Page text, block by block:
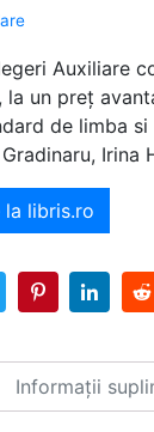
Auxiliare
la un preț
de limba
Irina
la libris.ro
Informații